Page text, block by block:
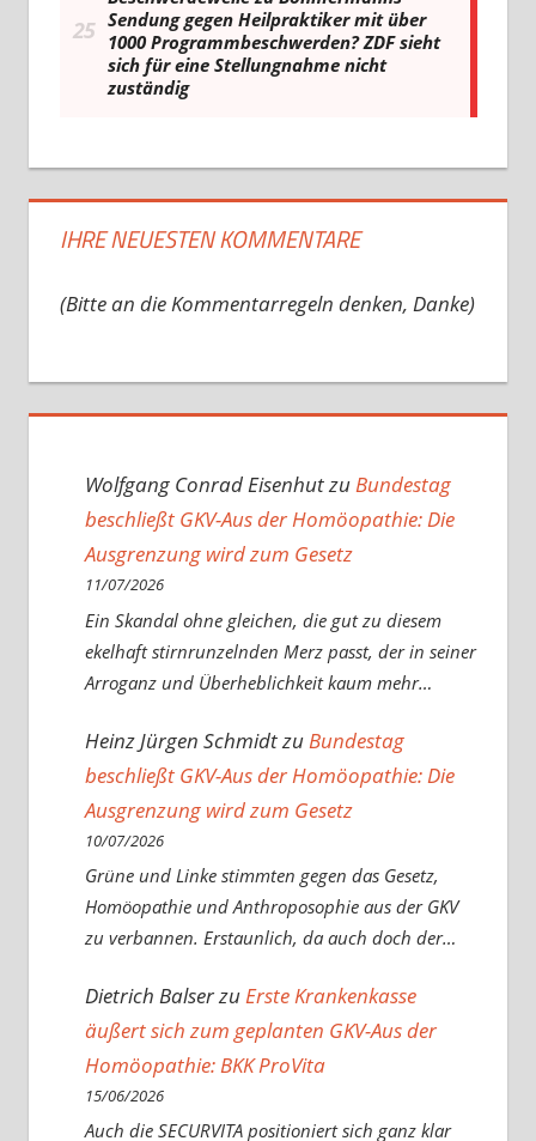
IHRE NEUESTEN KOMMENTARE
(Bitte an die Kommentarregeln denken, Danke)
Wolfgang Conrad EisenhutzuBundestag
beschließt GKV-Aus der Homöopathie: Die
Ausgrenzung wird zum Gesetz
11/07/2026
Ein Skandal ohne gleichen, die gut zu diesem
ekelhaft stirnrunzelnden Merz passt, der in seiner
Arroganz und Überheblichkeit kaum mehr…
Heinz Jürgen Schmidtzu Bundestag
beschließt GKV-Aus der Homöopathie: Die
Ausgrenzung wird zum Gesetz
10/07/2026
Grüne und Linke stimmten gegen das Gesetz,
Homöopathie und Anthroposophie aus der GKV
zu verbannen. Erstaunlich, da auch doch der…
Dietrich BalserzuErste Krankenkasse
äußert sich zum geplanten GKV-Aus der
Homöopathie: BKK ProVita
15/06/2026
Auch die SECURVITA positioniert sich ganz klar